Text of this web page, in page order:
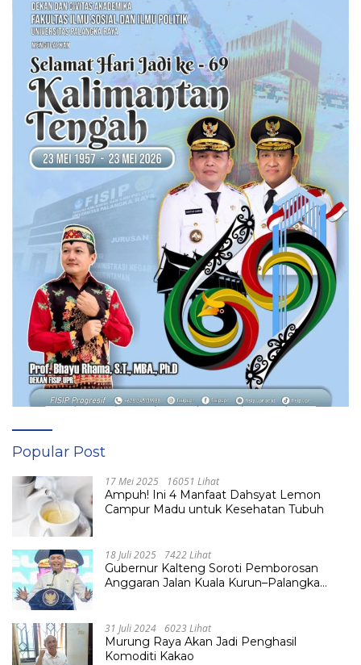
Popular Post
17 Mei 2025 16051 Lihat
Ampuh! Ini 4 Manfaat Dahsyat Lemon
Campur Madu untuk Kesehatan Tubuh
18 Juli 2025 7422 Lihat
Gubernur Kalteng Soroti Pemborosan
Anggaran Jalan Kuala Kurun–Palangka
31 Juli 2024 6023 Lihat
Murung Raya Akan Jadi Penghasil
Komoditi Kakao